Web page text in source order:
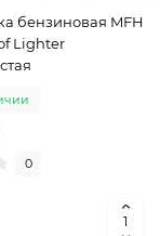
бензиновая MFH
Lighter
0